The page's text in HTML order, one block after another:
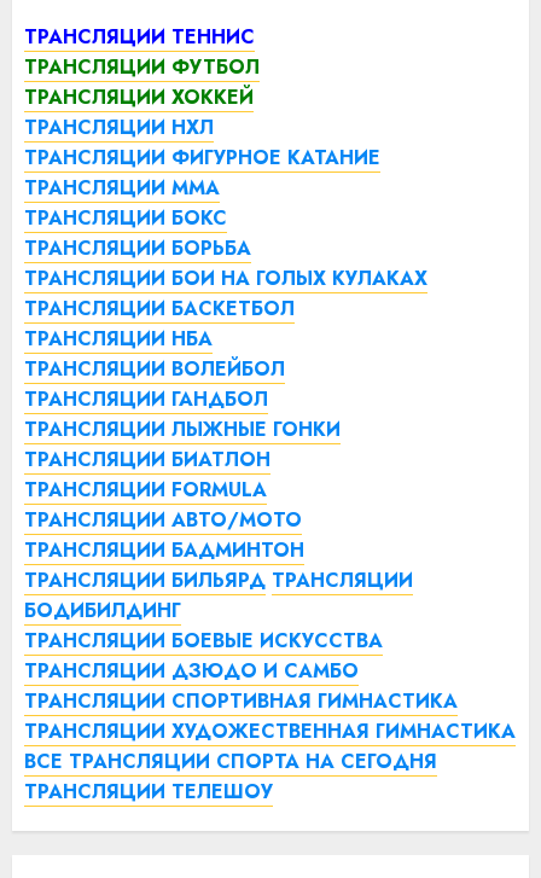
ТРАНСЛЯЦИИ ТЕННИС
ТРАНСЛЯЦИИ ФУТБОЛ
ТРАНСЛЯЦИИ ХОККЕЙ
ТРАНСЛЯЦИИ НХЛ
ТРАНСЛЯЦИИ ФИГУРНОЕ КАТАНИЕ
ТРАНСЛЯЦИИ ММА
ТРАНСЛЯЦИИ БОКС
ТРАНСЛЯЦИИ БОРЬБА
ТРАНСЛЯЦИИ БОИ НА ГОЛЫХ КУЛАКАХ
ТРАНСЛЯЦИИ БАСКЕТБОЛ
ТРАНСЛЯЦИИ НБА
ТРАНСЛЯЦИИ ВОЛЕЙБОЛ
ТРАНСЛЯЦИИ ГАНДБОЛ
ТРАНСЛЯЦИИ ЛЫЖНЫЕ ГОНКИ
ТРАНСЛЯЦИИ БИАТЛОН
ТРАНСЛЯЦИИ FORMULA
ТРАНСЛЯЦИИ АВТО/МОТО
ТРАНСЛЯЦИИ БАДМИНТОН
ТРАНСЛЯЦИИ БИЛЬЯРД ТРАНСЛЯЦИИ
БОДИБИЛДИНГ
ТРАНСЛЯЦИИ БОЕВЫЕ ИСКУССТВА
ТРАНСЛЯЦИИ ДЗЮДО И САМБО
ТРАНСЛЯЦИИ СПОРТИВНАЯ ГИМНАСТИКА
ТРАНСЛЯЦИИ ХУДОЖЕСТВЕННАЯ ГИМНАСТИКА
ВСЕ ТРАНСЛЯЦИИ СПОРТА НА СЕГОДНЯ
ТРАНСЛЯЦИИ ТЕЛЕШОУ